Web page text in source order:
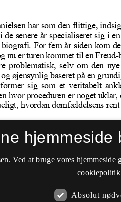
hjemmeside
Ved at bruge vores
cookiepolitik
Absolut